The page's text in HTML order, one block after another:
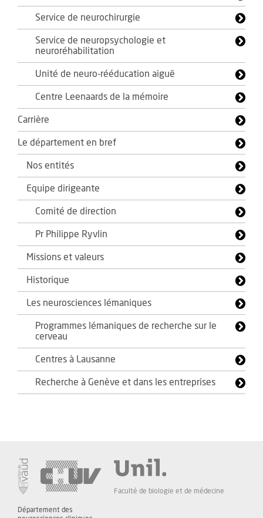
Service de neurochirurgie
Service de neuropsychologie et
neuroréhabilitation
Unité de neuro-rééducation aiguë
Centre Leenaards de la mémoire
Carrière
Le département en bref
Nos entités
Equipe dirigeante
Comité de direction
Pr Philippe Ryvlin
Missions et valeurs
Historique
Les neurosciences lémaniques
Programmes lémaniques de recherche sur le
cerveau
Centres à Lausanne
Recherche à Genève et dans les entreprises
Faculté de biologie et de médecine
Département des